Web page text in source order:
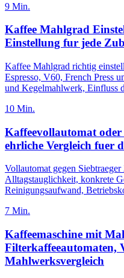
9 Min.
Kaffee Mahlgrad
Einstellung fur jede
Kaffee Mahlgrad richtig
Espresso, V60, French Press
und Kegelmahlwerk, Einfluss
10 Min.
Kaffeevollautomat
ehrliche Vergleich fuer
Vollautomat gegen
Alltagstauglichkeit, konkrete
Reinigungsaufwand,
7 Min.
Kaffeemaschine mit
Filterkaffeeautomaten,
Mahlwerksvergleich